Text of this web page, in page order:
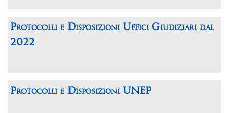
Protocolli e Disposizioni Uffici Giudiziari dal
2022
Protocolli e Disposizioni UNEP